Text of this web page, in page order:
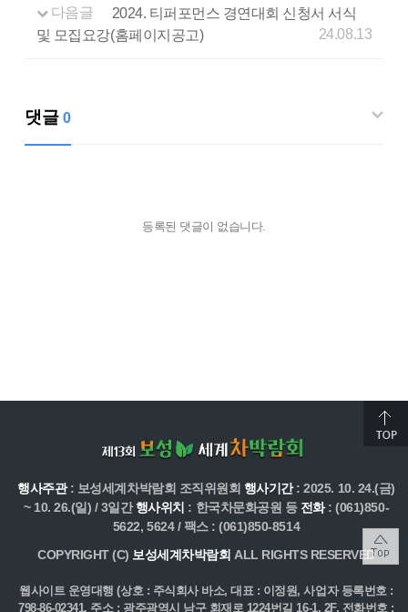
다음글
2024. 티퍼포먼스 경연대회 신청서 서식
및 모집요강(홈페이지공고)
24.08.13
댓글0
등록된 댓글이 없습니다.
행사주관: 보성세계차박람회 조직위원회 행사기간: 2025. 10. 24.(금)
~ 10. 26.(일) / 3일간 행사위치 : 한국차문화공원 등 전화: (061)850-
5622, 5624 / 팩스 : (061)850-8514
COPYRIGHT (C) 보성세계차박람회 ALL RIGHTS RESERVED
웹사이트 운영대행 (상호 : 주식회사 바소, 대표 : 이정원, 사업자 등록번호 :
798-86-02341, 주소 : 광주광역시 남구 회재로 1224번길 16-1, 2F, 전화번호 :